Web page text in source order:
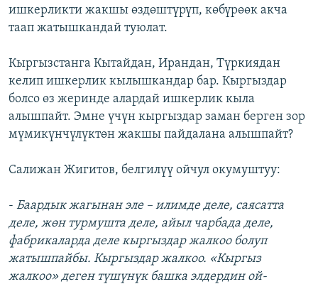
ишкерликти жакшы өздөштүрүп, көбүрөөк акча
таап жатышкандай туюлат.
Кыргызстанга Кытайдан, Ирандан, Түркиядан
келип ишкерлик кылышкандар бар. Кыргыздар
болсо өз жеринде алардай ишкерлик кыла
алышпайт. Эмне үчүн кыргыздар заман берген зор
мүмикүнчүлүктөн жакшы пайдалана алышпайт?
Салижан Жигитов, белгилүү ойчул окумуштуу:
- Баардык жагынан эле – илимде деле, саясатта
деле, жөн турмушта деле, айыл чарбада деле,
фабрикаларда деле кыргыздар жалкоо болуп
жатышпайбы. Кыргыздар жалкоо. «Кыргыз
жалкоо» деген түшүнүк башка элдердин ой-